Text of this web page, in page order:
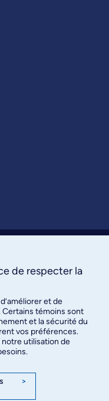
de respecter la
et de
Certains témoins sont
et la sécurité du
vos préférences.
utilisation de
>